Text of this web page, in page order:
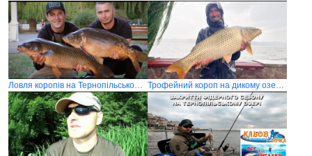
Ловля коропів на Тернопільському ставі Трофейний короп на дикому озері в Тернополі